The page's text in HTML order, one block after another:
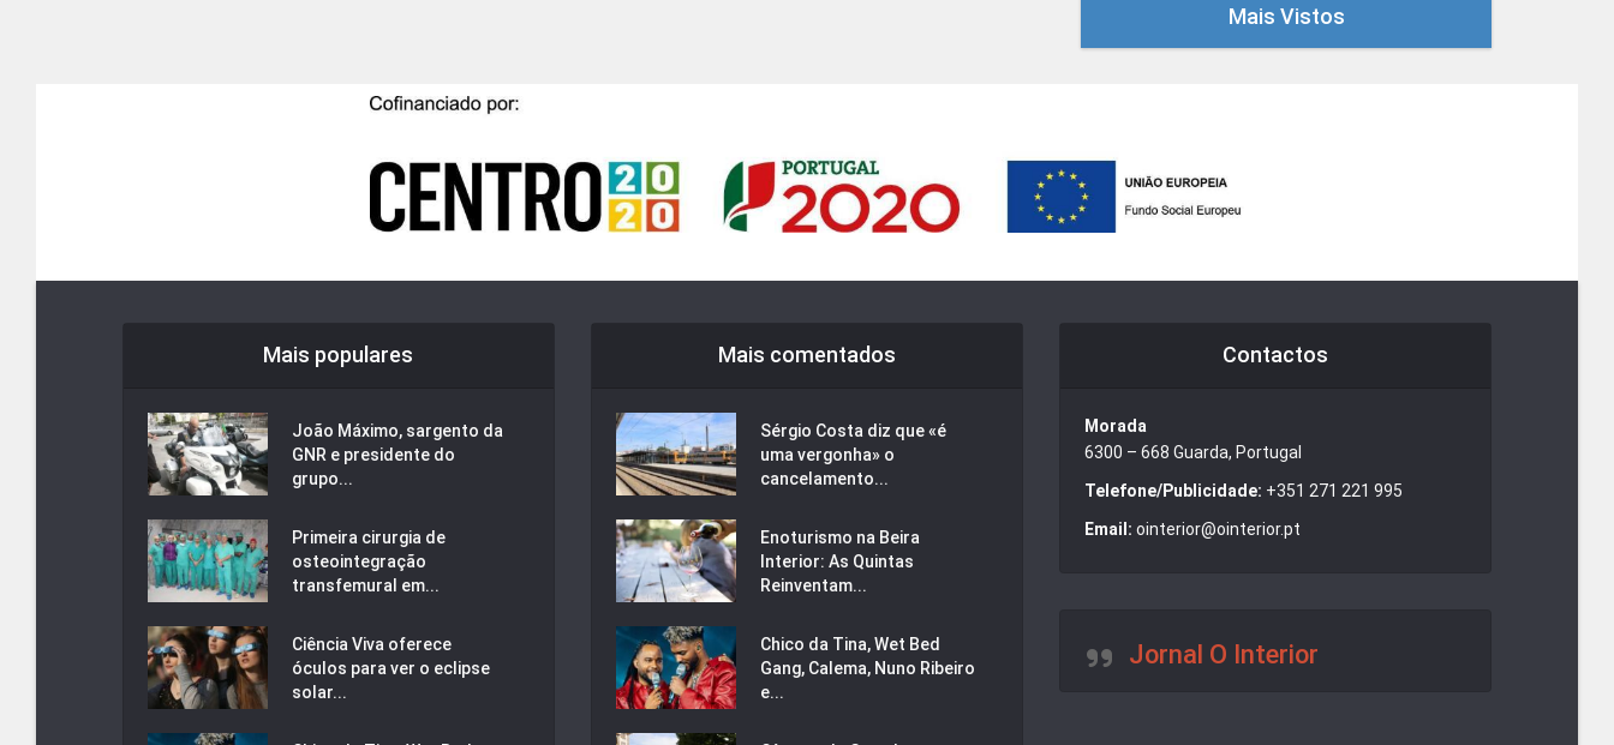
Mais Vistos
Mais populares
João Máximo, sargento da
GNR e presidente do
grupo...
Primeira cirurgia de
osteointegração
transfemural em...
Ciência Viva oferece
óculos para ver o eclipse
solar...
Mais comentados
Sérgio Costa diz que «é
uma vergonha» o
cancelamento...
Enoturismo na Beira
Interior: As Quintas
Reinventam...
Chico da Tina, Wet Bed
Gang, Calema, Nuno Ribeiro
e...
Contactos
Morada
6300 – 668 Guarda, Portugal
Telefone/Publicidade: +351 271 221 995
Email: ointerior@ointerior.pt
Jornal O Interior